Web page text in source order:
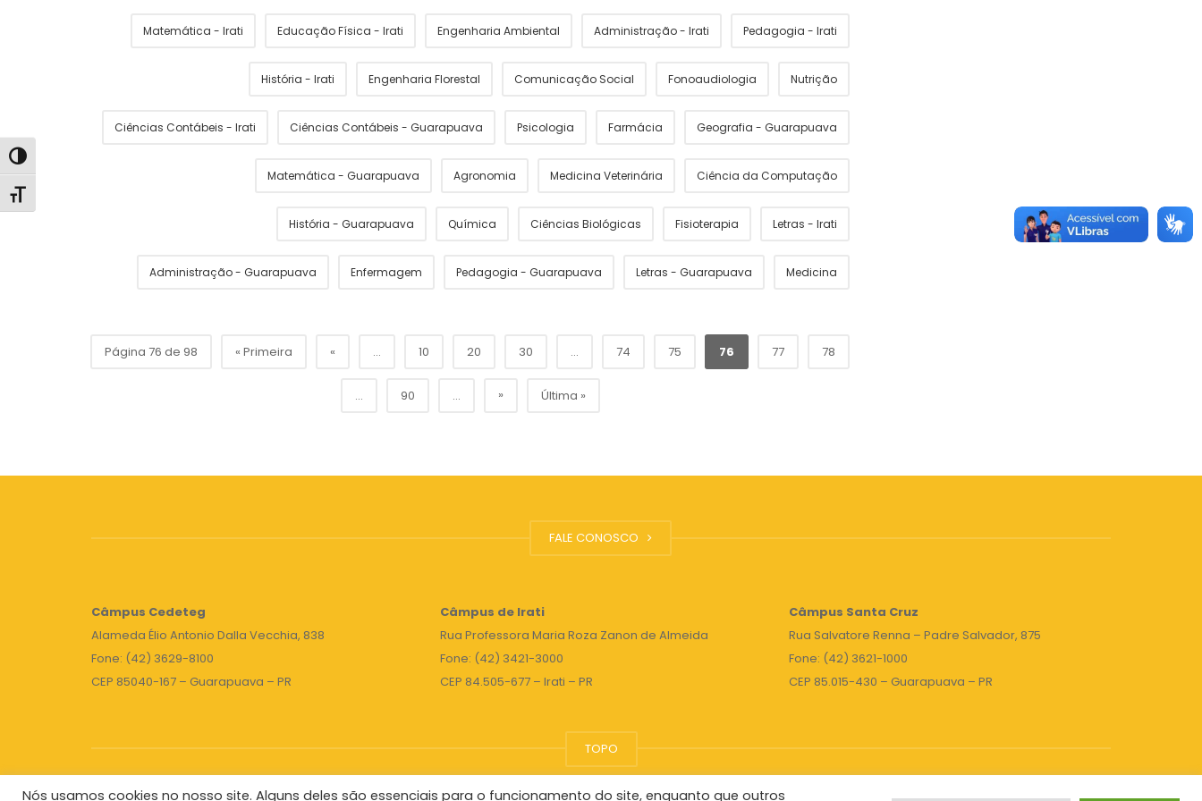
Alternar alto contraste
Alternar tamanho da fonte
Matemática - Irati Educação Física - Irati Engenharia Ambiental Administração - Irati Pedagogia - Irati
História - Irati Engenharia Florestal Comunicação Social Fonoaudiologia Nutrição
Ciências Contábeis - Irati Ciências Contábeis - Guarapuava Psicologia Farmácia Geografia - Guarapuava
Matemática - Guarapuava Agronomia Medicina Veterinária Ciência da Computação
História - Guarapuava Química Ciências Biológicas Fisioterapia Letras - Irati
Administração - Guarapuava Enfermagem Pedagogia - Guarapuava Letras - Guarapuava Medicina
Página 76 de 98 « Primeira « ... 10 20 30 ... 74 75 76 77 78
... 90 ... » Última »
FALE CONOSCO
Câmpus Cedeteg
Alameda Élio Antonio Dalla Vecchia, 838
Fone: (42) 3629-8100
CEP 85040-167 – Guarapuava – PR
Câmpus de Irati
Rua Professora Maria Roza Zanon de Almeida
Fone: (42) 3421-3000
CEP 84.505-677 – Irati – PR
Câmpus Santa Cruz
Rua Salvatore Renna – Padre Salvador, 875
Fone: (42) 3621-1000
CEP 85.015-430 – Guarapuava – PR
TOPO
Nós usamos cookies no nosso site. Alguns deles são essenciais para o funcionamento do site, enquanto que outros